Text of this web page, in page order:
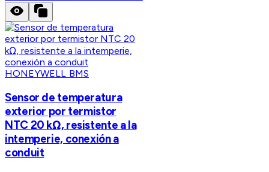
HONEYWELL BMS
Sensor de temperatura
exterior por termistor
NTC 20 kΩ, resistente a la
intemperie, conexión a
conduit